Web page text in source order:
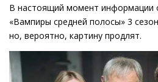
В настоящий момент информации
«Вампиры средней полосы» 3
но, вероятно, картину продлят.